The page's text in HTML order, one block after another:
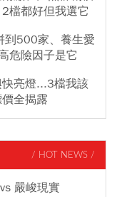
檔都好但我選它
500家、養生愛
危險因子是它
亮燈...3檔我該
全揭露
/ HOT NEWS /
嚴峻現實